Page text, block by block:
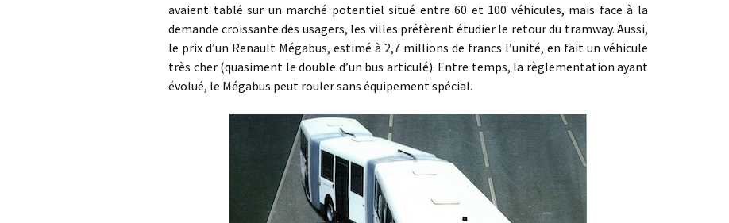
avaient tablé sur un marché potentiel situé entre 60 et 100 véhicules, mais face à la
demande croissante des usagers, les villes préfèrent étudier le retour du tramway. Aussi,
le prix d’un Renault Mégabus, estimé à 2,7 millions de francs l’unité, en fait un véhicule
très cher (quasiment le double d’un bus articulé). Entre temps, la règlementation ayant
évolué, le Mégabus peut rouler sans équipement spécial.